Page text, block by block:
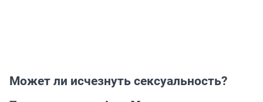
Может ли исчезнуть сексуальность?